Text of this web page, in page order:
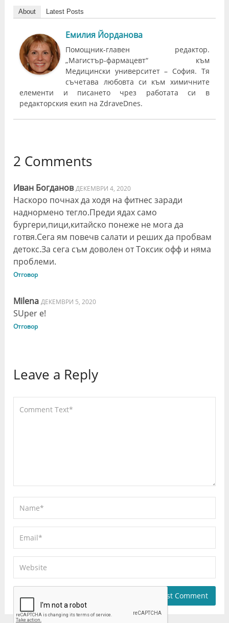
About Latest Posts
Емилия Йорданова
Помощник-главен редактор.
„Магистър-фармацевт“ към
Медицински университет – София. Тя
съчетава любовта си към химичните
елементи и писането чрез работата си в
редакторския екип на ZdraveDnes.
2 Comments
Иван Богданов ДЕКЕМВРИ 4, 2020
Наскоро почнах да ходя на фитнес заради
наднормено тегло.Преди ядах само
бургери,пици,китайско понеже не мога да
готвя.Сега ям повечв салати и реших да пробвам
детокс.За сега съм доволен от Токсик офф и няма
проблеми.
Отговор
Milena ДЕКЕМВРИ 5, 2020
SUper e!
Отговор
Leave a Reply